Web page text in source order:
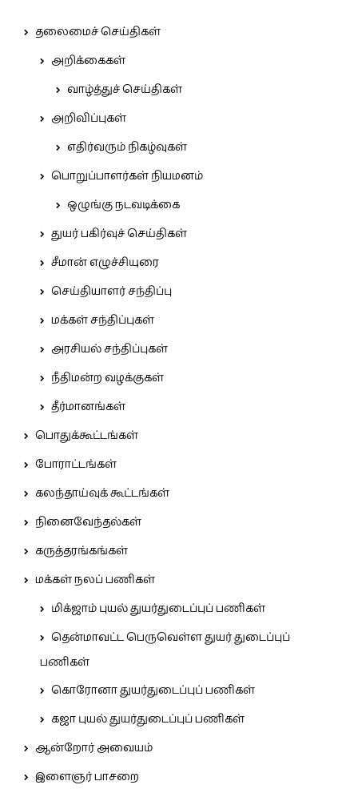
தலைமைச் செய்திகள்
அறிக்கைகள்
வாழ்த்துச் செய்திகள்
அறிவிப்புகள்
எதிர்வரும் நிகழ்வுகள்
பொறுப்பாளர்கள் நியமனம்
ஒழுங்கு நடவடிக்கை
துயர் பகிர்வுச் செய்திகள்
சீமான் எழுச்சியுரை
செய்தியாளர் சந்திப்பு
மக்கள் சந்திப்புகள்
அரசியல் சந்திப்புகள்
நீதிமன்ற வழக்குகள்
தீர்மானங்கள்
பொதுக்கூட்டங்கள்
போராட்டங்கள்
கலந்தாய்வுக் கூட்டங்கள்
நினைவேந்தல்கள்
கருத்தரங்கங்கள்
மக்கள் நலப் பணிகள்
மிக்ஜாம் புயல் துயர்துடைப்புப் பணிகள்
தென்மாவட்ட பெருவெள்ள துயர் துடைப்புப்
பணிகள்
கொரோனா துயர்துடைப்புப் பணிகள்
கஜா புயல் துயர்துடைப்புப் பணிகள்
ஆன்றோர் அவையம்
இளைஞர் பாசறை